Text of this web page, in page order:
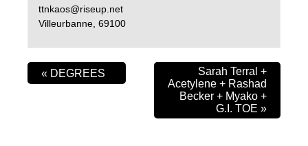
ttnkaos@riseup.net
Villeurbanne, 69100
« DEGREES
Sarah Terral +
Acetylene + Rashad
Becker + Myako +
G.I. TOE »